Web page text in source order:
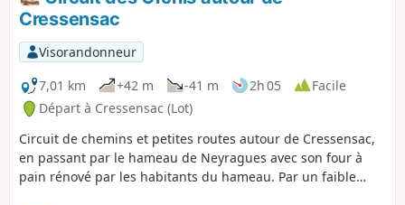
Cressensac
Visorandonneur
7,01 km
+42 m -41 m 2h 05
Facile
Départ à Cressensac (Lot)
Circuit de chemins et petites routes autour de Cressensac,
en passant par le hameau de Neyragues avec son four à
pain rénové par les habitants du hameau. Par un faible